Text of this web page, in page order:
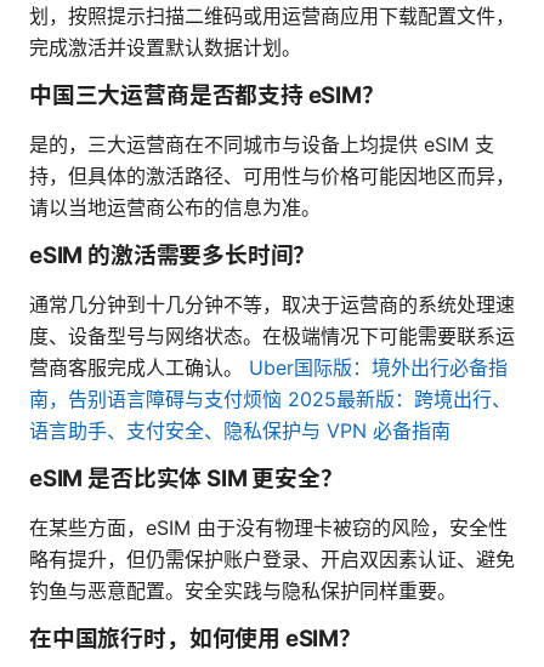
划，按照提示扫描二维码或用运营商应用下载配置文件，
完成激活并设置默认数据计划。
中国三大运营商是否都支持 eSIM？
是的，三大运营商在不同城市与设备上均提供 eSIM 支
持，但具体的激活路径、可用性与价格可能因地区而异，
请以当地运营商公布的信息为准。
eSIM 的激活需要多长时间？
通常几分钟到十几分钟不等，取决于运营商的系统处理速
度、设备型号与网络状态。在极端情况下可能需要联系运
营商客服完成人工确认。 Uber国际版：境外出行必备指
南，告别语言障碍与支付烦恼 2025最新版：跨境出行、
语言助手、支付安全、隐私保护与 VPN 必备指南
eSIM 是否比实体 SIM 更安全？
在某些方面，eSIM 由于没有物理卡被窃的风险，安全性
略有提升，但仍需保护账户登录、开启双因素认证、避免
钓鱼与恶意配置。安全实践与隐私保护同样重要。
在中国旅行时，如何使用 eSIM？